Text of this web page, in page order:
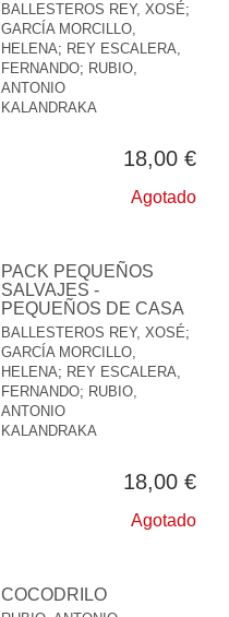
BALLESTEROS REY, XOSÉ;
GARCÍA MORCILLO,
HELENA; REY ESCALERA,
FERNANDO; RUBIO,
ANTONIO
KALANDRAKA
18,00 €
Agotado
PACK PEQUEÑOS
SALVAJES -
PEQUEÑOS DE CASA
BALLESTEROS REY, XOSÉ;
GARCÍA MORCILLO,
HELENA; REY ESCALERA,
FERNANDO; RUBIO,
ANTONIO
KALANDRAKA
18,00 €
Agotado
COCODRILO